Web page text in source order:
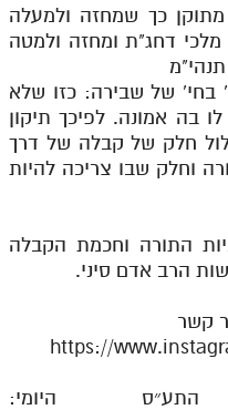
מתוקן כך שמחזה ולמעלה
דחג"ת ומחזה ולמטה
בחי' של שבירה: כזו שלא
בה אמונה. לפיכך תיקון
חלק של קבלה של דרך
וחלק שבו צריכה להיות
התורה וחכמת הקבלה
הרב אדם סיני.
קשר
https://
היומי: